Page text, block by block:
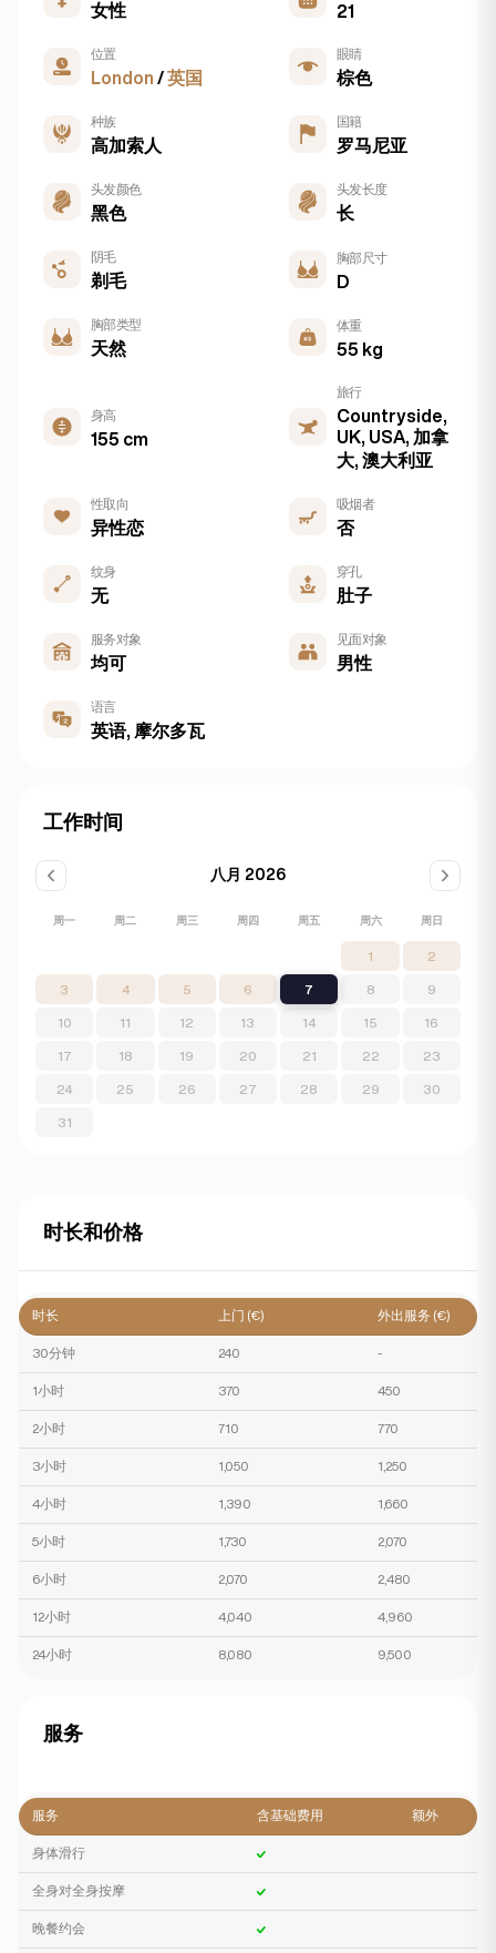
女性 21
位置
London /英国
眼睛
棕色
种族
高加索人
国籍
罗马尼亚
头发颜色
黑色
头发长度
长
阴毛
剃毛
胸部尺寸
D
胸部类型
天然
体重
55 kg
身高
155 cm
旅行
Countryside,
UK, USA, 加拿
大, 澳大利亚
性取向
异性恋
吸烟者
否
纹身
无
穿孔
肚子
服务对象
均可
见面对象
男性
语言
英语, 摩尔多瓦
工作时间
八月 2026
周一 周二 周三 周四 周五 周六 周日
1 2
3 4 5 6 7 8 9
10 11 12 13 14 15 16
17 18 19 20 21 22 23
24 25 26 27 28 29 30
31
时长和价格
时长 上门 (€) 外出服务 (€)
30分钟 240 -
1小时 370 450
2小时 710 770
3小时 1,050 1,250
4小时 1,390 1,660
5小时 1,730 2,070
6小时 2,070 2,480
12小时 4,040 4,960
24小时 8,080 9,500
服务
服务 含基础费用 额外
身体滑行
全身对全身按摩
晚餐约会